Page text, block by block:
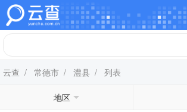
云查 / 常德市 / 澧县 / 列表
地区